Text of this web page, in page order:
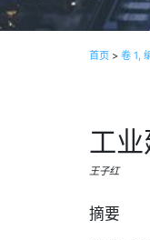
首页 > 卷 1,
工
王子红
摘要